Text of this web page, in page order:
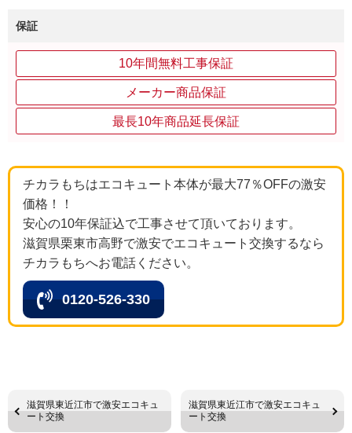
保証
10年間無料工事保証
メーカー商品保証
最長10年商品延長保証
チカラもちはエコキュート本体が最大77％OFFの激安
価格！！
安心の10年保証込で工事させて頂いております。
滋賀県栗東市高野で激安でエコキュート交換するなら
チカラもちへお電話ください。
0120-526-330
滋賀県東近江市で激安エコキュ
ート交換
滋賀県東近江市で激安エコキュ
ート交換